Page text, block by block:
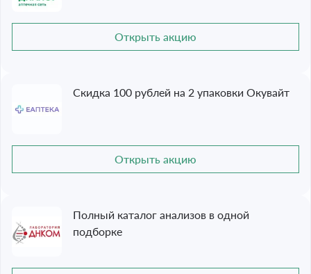
Открыть акцию
Скидка 100 рублей на 2 упаковки Окувайт
Открыть акцию
Полный каталог анализов в одной
подборке